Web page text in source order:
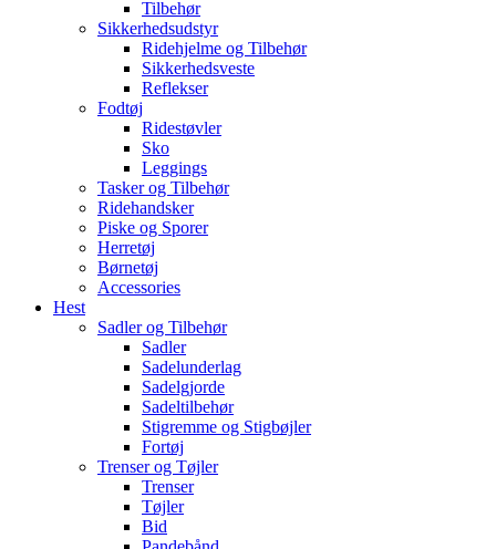
Tilbehør
Sikkerhedsudstyr
Ridehjelme og Tilbehør
Sikkerhedsveste
Reflekser
Fodtøj
Ridestøvler
Sko
Leggings
Tasker og Tilbehør
Ridehandsker
Piske og Sporer
Herretøj
Børnetøj
Accessories
Hest
Sadler og Tilbehør
Sadler
Sadelunderlag
Sadelgjorde
Sadeltilbehør
Stigremme og Stigbøjler
Fortøj
Trenser og Tøjler
Trenser
Tøjler
Bid